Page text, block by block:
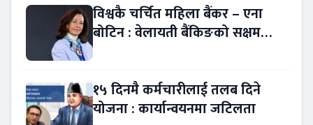
विश्वकै चर्चित महिला बैंकर – एना
बोटिन : वेलायती बैंकिङको सक्षम
१५ दिनमै कर्मचारीलाई तलब दिने
योजना : कार्यान्वयनमा जटिलता